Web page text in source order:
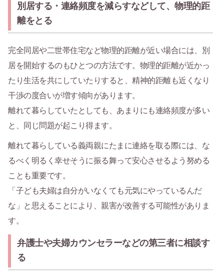
別居する・連絡頻度を減らすなどして、物理的距
離をとる
完全同居や二世帯住宅など物理的距離が近い場合には、別
居を開始するのもひとつの方法です。物理的距離が近かっ
たり生活を共にしていたりすると、精神的距離も近くなり
干渉の度合いが増す傾向があります。
離れて暮らしていたとしても、あまりにも連絡頻度が多い
と、同じ問題が起こり得ます。
離れて暮らしている義両親にたまに連絡を取る際には、な
るべく明るく幸せそうに振る舞って安心させるよう努める
ことも重要です。
「子ども夫婦は自分がいなくても元気にやっているんだ
な」と思えることにより、親害が改善する可能性がありま
す。
弁護士や夫婦カウンセラーなどの第三者に相談す
る